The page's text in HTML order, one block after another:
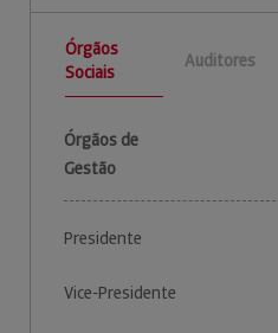
Órgãos
Sociais
Auditores
Órgãos de
Gestão
Presidente
Vice-Presidente